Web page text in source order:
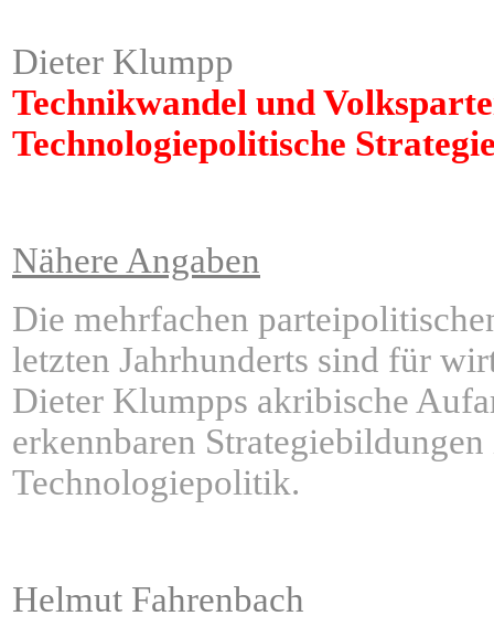
Dieter Klumpp
Technikwandel und
Technologiepolitische
Nähere Angaben
Die mehrfachen
letzten Jahrhunderts sind für
Dieter Klumpps akribische
erkennbaren
Technologiepolitik.
Helmut Fahrenbach